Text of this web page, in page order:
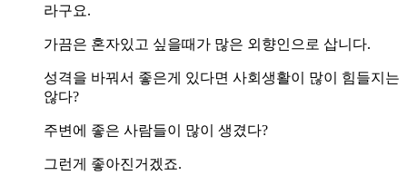
라구요.
가끔은 혼자있고 싶을때가 많은 외향인으로 삽니다.
성격을 바꿔서 좋은게 있다면 사회생활이 많이 힘들지는
않다?
주변에 좋은 사람들이 많이 생겼다?
그런게 좋아진거겠죠.